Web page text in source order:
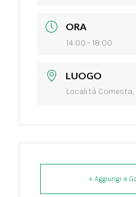
ORA
14:00 - 18:00
LUOGO
Località
+ Aggiungi a